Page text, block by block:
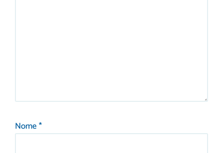
Nome*